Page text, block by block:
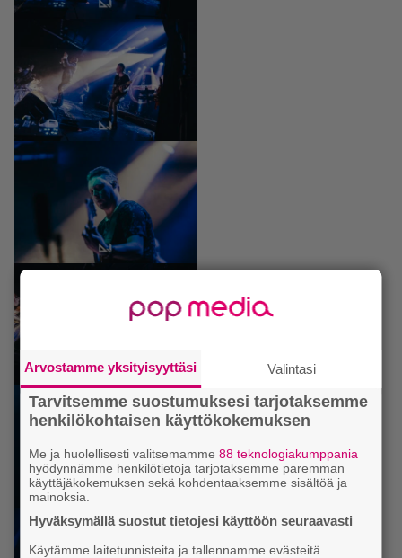
Arvostamme yksityisyyttäsi Valintasi
Tarvitsemme suostumuksesi tarjotaksemme
henkilökohtaisen käyttökokemuksen
Me ja huolellisesti valitsemamme88 teknologiakumppania
hyödynnämme henkilötietoja tarjotaksemme paremman
käyttäjäkokemuksen sekä kohdentaaksemme sisältöä ja
mainoksia.
Hyväksymällä suostut tietojesi käyttöön seuraavasti
Käytämme laitetunnisteita ja tallennamme evästeitä